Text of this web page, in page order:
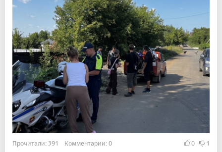
Прочитали: 391 Комментарии: 0 0 1